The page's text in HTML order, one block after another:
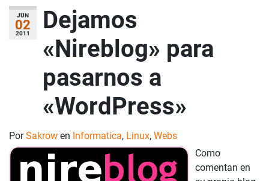
JUN
02
2011
Dejamos
«Nireblog» para
pasarnos a
«WordPress»
PorSakrow en Informatica, Linux, Webs
Como
comentan en